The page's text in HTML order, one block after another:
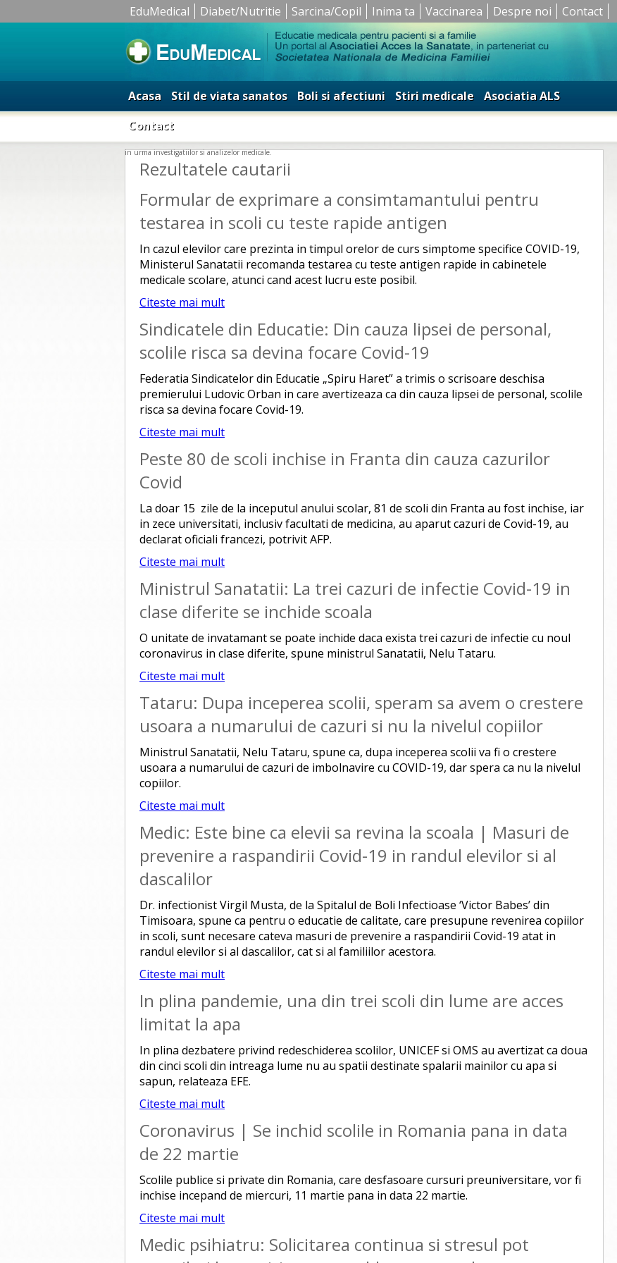
EduMedical Diabet/Nutritie Sarcina/Copil Inima ta Vaccinarea Despre noi Contact
Acasa Stil de viata sanatos Boli si afectiuni Stiri medicale
Asociatia ALS
Contact
in urma investigatiilor si analizelor medicale.
Rezultatele cautarii
Formular de exprimare a consimtamantului pentru
testarea in scoli cu teste rapide antigen
In cazul elevilor care prezinta in timpul orelor de curs simptome specifice COVID-19,
Ministerul Sanatatii recomanda testarea cu teste antigen rapide in cabinetele
medicale scolare, atunci cand acest lucru este posibil.
Citeste mai mult
Sindicatele din Educatie: Din cauza lipsei de personal,
scolile risca sa devina focare Covid-19
Federatia Sindicatelor din Educatie „Spiru Haret” a trimis o scrisoare deschisa
premierului Ludovic Orban in care avertizeaza ca din cauza lipsei de personal, scolile
risca sa devina focare Covid-19.
Citeste mai mult
Peste 80 de scoli inchise in Franta din cauza cazurilor
Covid
La doar 15 zile de la inceputul anului scolar, 81 de scoli din Franta au fost inchise, iar
in zece universitati, inclusiv facultati de medicina, au aparut cazuri de Covid-19, au
declarat oficiali francezi, potrivit AFP.
Citeste mai mult
Ministrul Sanatatii: La trei cazuri de infectie Covid-19 in
clase diferite se inchide scoala
O unitate de invatamant se poate inchide daca exista trei cazuri de infectie cu noul
coronavirus in clase diferite, spune ministrul Sanatatii, Nelu Tataru.
Citeste mai mult
Tataru: Dupa inceperea scolii, speram sa avem o crestere
usoara a numarului de cazuri si nu la nivelul copiilor
Ministrul Sanatatii, Nelu Tataru, spune ca, dupa inceperea scolii va fi o crestere
usoara a numarului de cazuri de imbolnavire cu COVID-19, dar spera ca nu la nivelul
copiilor.
Citeste mai mult
Medic: Este bine ca elevii sa revina la scoala | Masuri de
prevenire a raspandirii Covid-19 in randul elevilor si al
dascalilor
Dr. infectionist Virgil Musta, de la Spitalul de Boli Infectioase ‘Victor Babes’ din
Timisoara, spune ca pentru o educatie de calitate, care presupune revenirea copiilor
in scoli, sunt necesare cateva masuri de prevenire a raspandirii Covid-19 atat in
randul elevilor si al dascalilor, cat si al familiilor acestora.
Citeste mai mult
In plina pandemie, una din trei scoli din lume are acces
limitat la apa
In plina dezbatere privind redeschiderea scolilor, UNICEF si OMS au avertizat ca doua
din cinci scoli din intreaga lume nu au spatii destinate spalarii mainilor cu apa si
sapun, relateaza EFE.
Citeste mai mult
Coronavirus | Se inchid scolile in Romania pana in data
de 22 martie
Scolile publice si private din Romania, care desfasoare cursuri preuniversitare, vor fi
inchise incepand de miercuri, 11 martie pana in data 22 martie.
Citeste mai mult
Medic psihiatru: Solicitarea continua si stresul pot